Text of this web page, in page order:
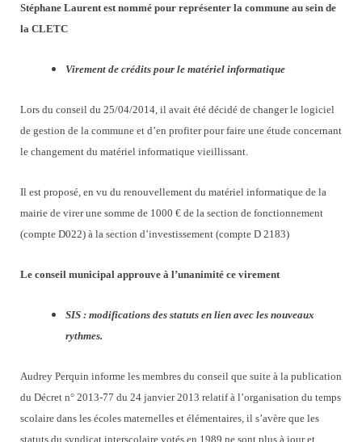
Stéphane Laurent est nommé pour représenter la commune au sein de
la CLETC
Virement de crédits pour le matériel informatique
Lors du conseil du 25/04/2014, il avait été décidé de changer le logiciel
de gestion de la commune et d’en profiter pour faire une étude concernant
le changement du matériel informatique vieillissant.
Il est proposé, en vu du renouvellement du matériel informatique de la
mairie de virer une somme de 1000 € de la section de fonctionnement
(compte D022) à la section d’investissement (compte D 2183)
Le conseil municipal approuve à l’unanimité ce virement
SIS : modifications des statuts en lien avec les nouveaux
rythmes.
Audrey Perquin informe les membres du conseil que suite à la publication
du Décret n° 2013-77 du 24 janvier 2013 relatif à l’organisation du temps
scolaire dans les écoles maternelles et élémentaires, il s’avère que les
statuts du syndicat interscolaire votés en 1989 ne sont plus à jour et